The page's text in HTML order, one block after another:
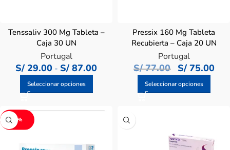
Tenssaliv 300 Mg Tableta –
Caja 30 UN
Portugal
S/ 29.00 - S/ 87.00
Seleccionar opciones
Pressix 160 Mg Tableta
Recubierta – Caja 20 UN
Portugal
S/77.00 S/75.00
Seleccionar opciones
-4%